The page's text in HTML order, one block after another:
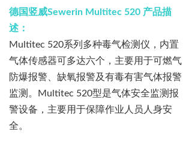
德国竖威Sewerin Multitec 520 产品描
述：
Multitec 520系列多种毒气检测仪，内置
气体传感器可多达六个，主要用于可燃气
防爆报警、缺氧报警及有毒有害气体报警
监测。
Multitec 520型是气体安全监测报
警设备，主要用于保障作业人员人身安
全。